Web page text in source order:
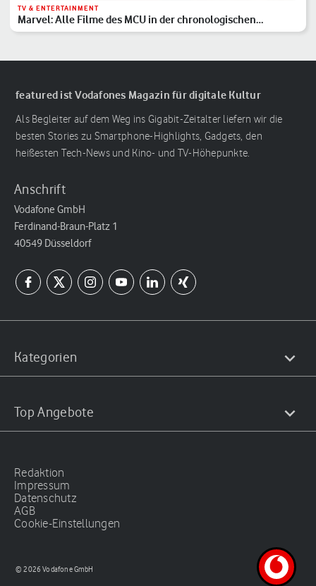
TV & ENTERTAINMENT
Marvel: Alle Filme des MCU in der chronologischen
Reihenfolge
featured ist Vodafones Magazin für digitale Kultur
Als Begleiter auf dem Weg ins Gigabit-Zeitalter liefern wir die
besten Stories zu Smartphone-Highlights, Gadgets, den
heißesten Tech-News und Kino- und TV-Höhepunkte.
Anschrift
Vodafone GmbH
Ferdinand-Braun-Platz 1
40549 Düsseldorf
Kategorien
Top Angebote
Redaktion
Impressum
Datenschutz
AGB
Cookie-Einstellungen
© 2026 Vodafone GmbH